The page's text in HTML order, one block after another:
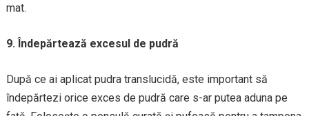
mat.
9. Îndepărtează excesul de pudră
După ce ai aplicat pudra translucidă, este important să
îndepărtezi orice exces de pudră care s-ar putea aduna pe